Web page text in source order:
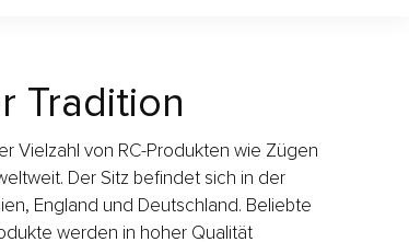
Tradition
Vielzahl von RC-Produkten wie Zügen
Der Sitz befindet sich in der
England und Deutschland. Beliebte
werden in hoher Qualität